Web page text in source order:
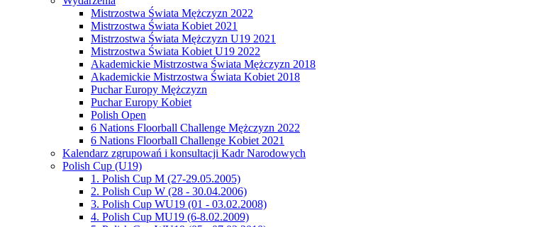
Mistrzostwa Świata Mężczyzn 2022
Mistrzostwa Świata Kobiet 2021
Mistrzostwa Świata Mężczyzn U19 2021
Mistrzostwa Świata Kobiet U19 2022
Akademickie Mistrzostwa Świata Mężczyzn 2018
Akademickie Mistrzostwa Świata Kobiet 2018
Puchar Europy Mężczyzn
Puchar Europy Kobiet
Polish Open
6 Nations Floorball Challenge Mężczyzn 2022
6 Nations Floorball Challenge Kobiet 2021
Kalendarz zgrupowań i konsultacji Kadr Narodowych
Polish Cup (U19)
1. Polish Cup M (27-29.05.2005)
2. Polish Cup W (28 - 30.04.2006)
3. Polish Cup WU19 (01 - 03.02.2008)
4. Polish Cup MU19 (6-8.02.2009)